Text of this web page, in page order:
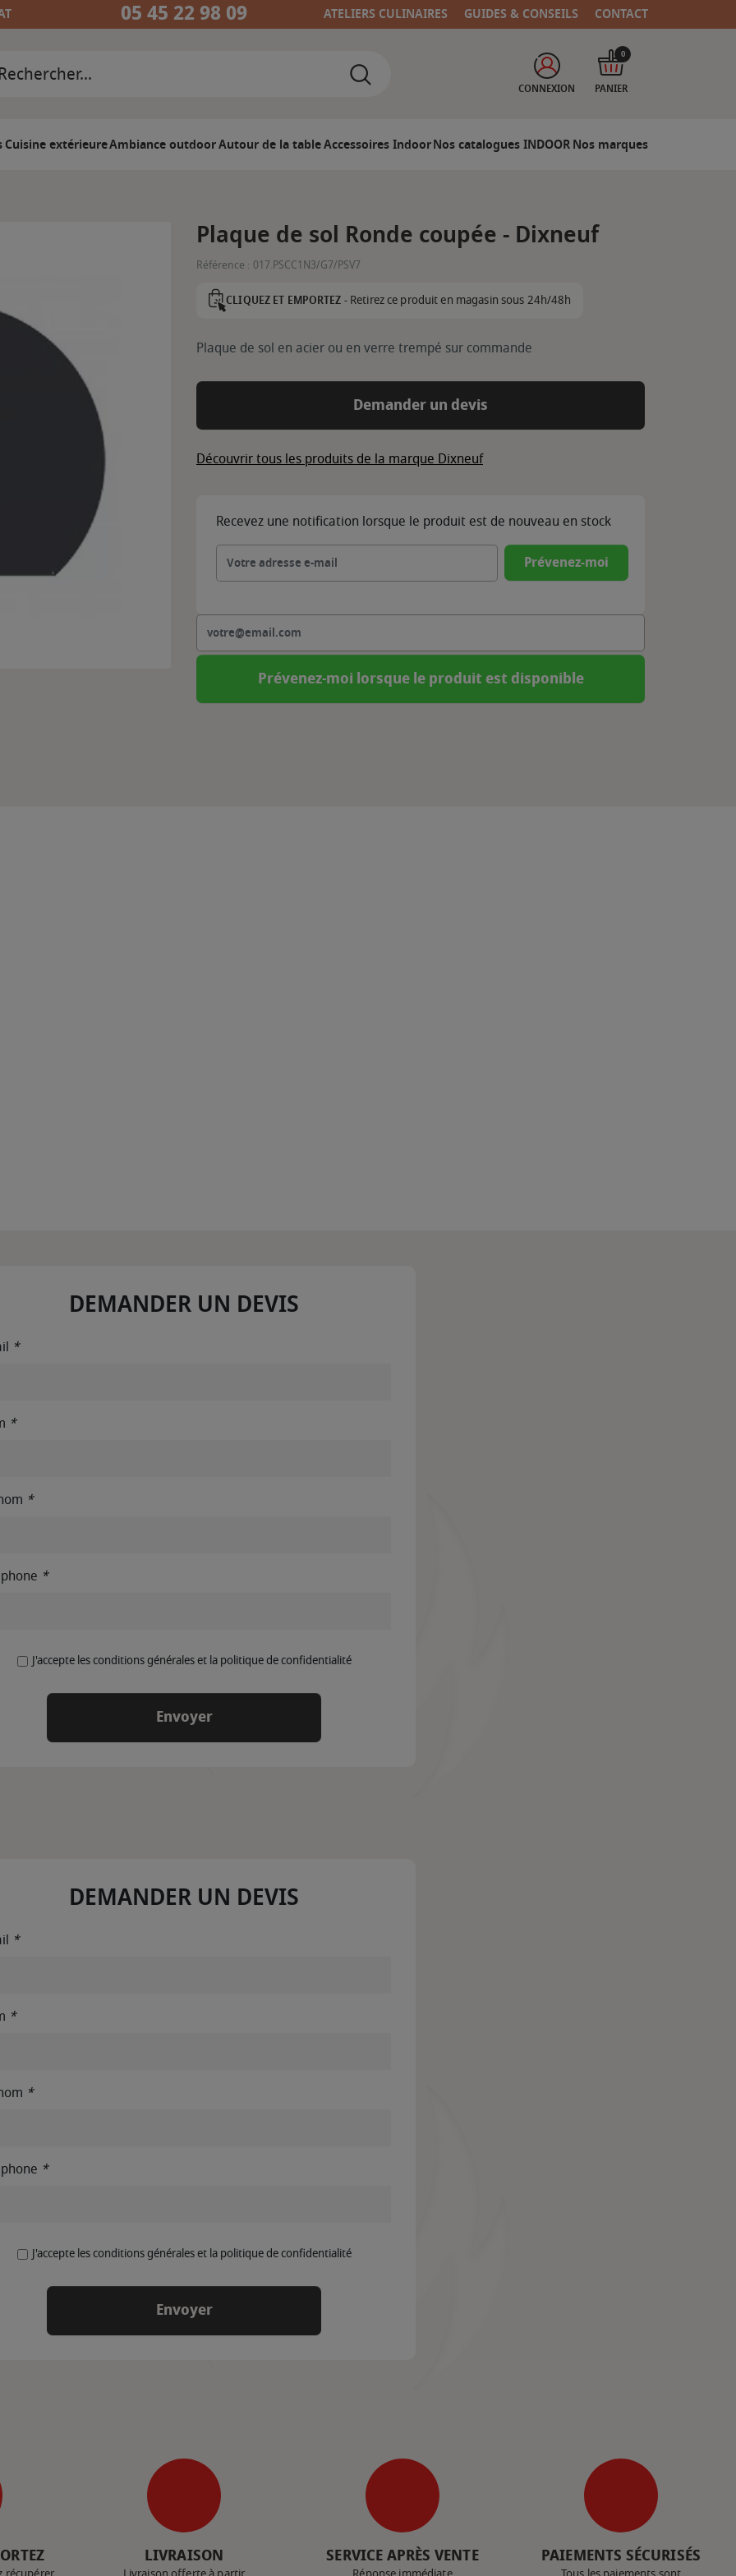
05 45 22 98 09 ATELIERS CULINAIRES GUIDES & CONSEILS CONTACT
CONNEXION PANIER
0
Cuisine extérieureAmbiance outdoorAutour de la tableAccessoires IndoorNos catalogues INDOORNos marques
Plaque de sol Ronde coupée - Dixneuf
Référence : 017.PSCC1N3/G7/PSV7
CLIQUEZ ET EMPORTEZ -Retirez ce produit en magasin sous 24h/48h
Plaque de sol en acier ou en verre trempé sur commande
Demander un devis
Découvrir tous les produits de la marque Dixneuf
Recevez une notification lorsque le produit est de nouveau en stock
Prévenez-moi
Prévenez-moi lorsque le produit est disponible
DEMANDER UN DEVIS
*
*
*
*
J'accepte les conditions générales et la politique de confidentialité
DEMANDER UN DEVIS
*
*
*
*
J'accepte les conditions générales et la politique de confidentialité
LIVRAISON SERVICE APRÈS VENTE PAIEMENTS SÉCURISÉS